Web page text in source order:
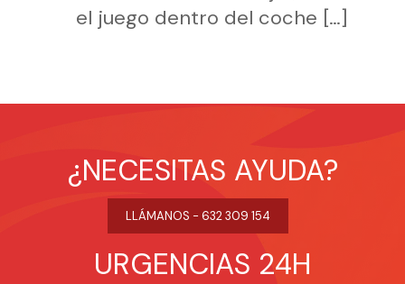
el juego dentro del coche […]
¿NECESITAS AYUDA?
LLÁMANOS - 632 309 154
URGENCIAS 24H